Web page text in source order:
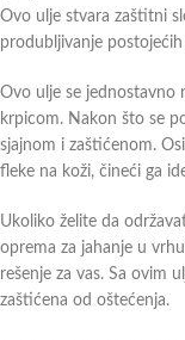
Ovo ulje stvara zaštitni
produbljivanje
Ovo ulje se jednostavno
krpicom. Nakon što se
sjajnom i zaštićenom.
fleke na koži, čineći ga
Ukoliko želite da
oprema za jahanje u
rešenje za vas. Sa ovim
zaštićena od oštećenja.